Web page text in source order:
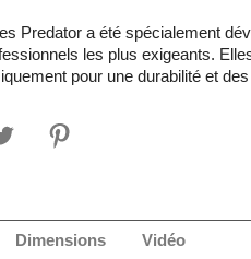
Predator a été spécialement
les plus exigeants.
pour une durabilité et
Dimensions Vidéo